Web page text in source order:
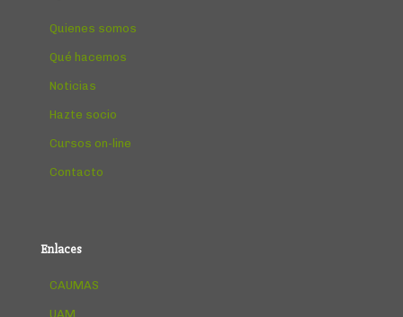
Quienes somos
Qué hacemos
Noticias
Hazte socio
Cursos on-line
Contacto
Enlaces
CAUMAS
UAM